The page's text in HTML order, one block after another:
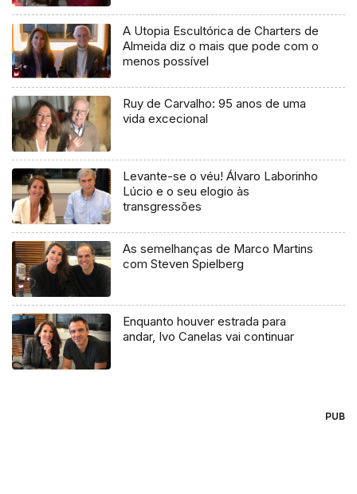
A Utopia Escultórica de Charters de
Almeida diz o mais que pode com o
menos possível
Ruy de Carvalho: 95 anos de uma
vida excecional
Levante-se o véu! Álvaro Laborinho
Lúcio e o seu elogio às
transgressões
As semelhanças de Marco Martins
com Steven Spielberg
Enquanto houver estrada para
andar, Ivo Canelas vai continuar
PUB